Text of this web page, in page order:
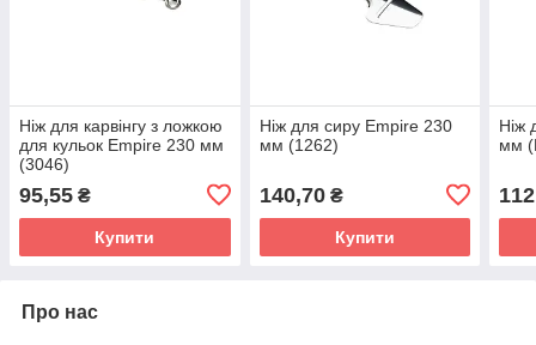
Ніж для карвінгу з ложкою
для кульок Empire 230 мм
(3046)
95,55 ₴
Купити
Ніж для сиру Empire 230
мм (1262)
140,70₴
Купити
Ніж
мм
Про нас